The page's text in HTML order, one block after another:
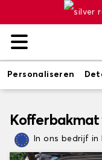
Personaliseren
Kofferbakmat
In ons bedrijf in